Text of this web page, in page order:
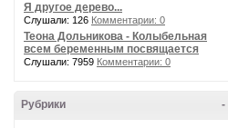
Я другое дерево...
Слушали: 126 Комментарии: 0
Теона Дольникова - Колыбельная
всем беременным посвящается
Слушали: 7959 Комментарии: 0
-
Рубрики